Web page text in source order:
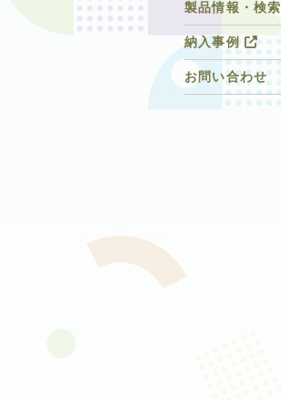
製品情報・検索
納入事例
お問い合わせ